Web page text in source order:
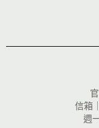
信箱
週